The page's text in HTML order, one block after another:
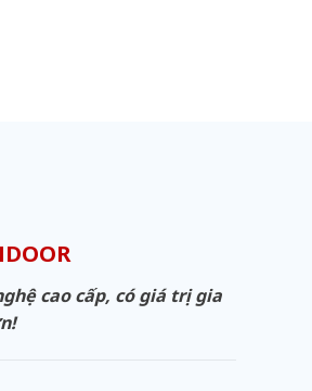
cao cấp, có giá trị gia